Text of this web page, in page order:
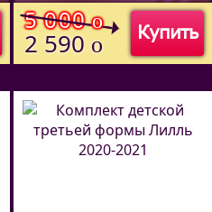
(Код:)
Купить
5 000o
2 590 o